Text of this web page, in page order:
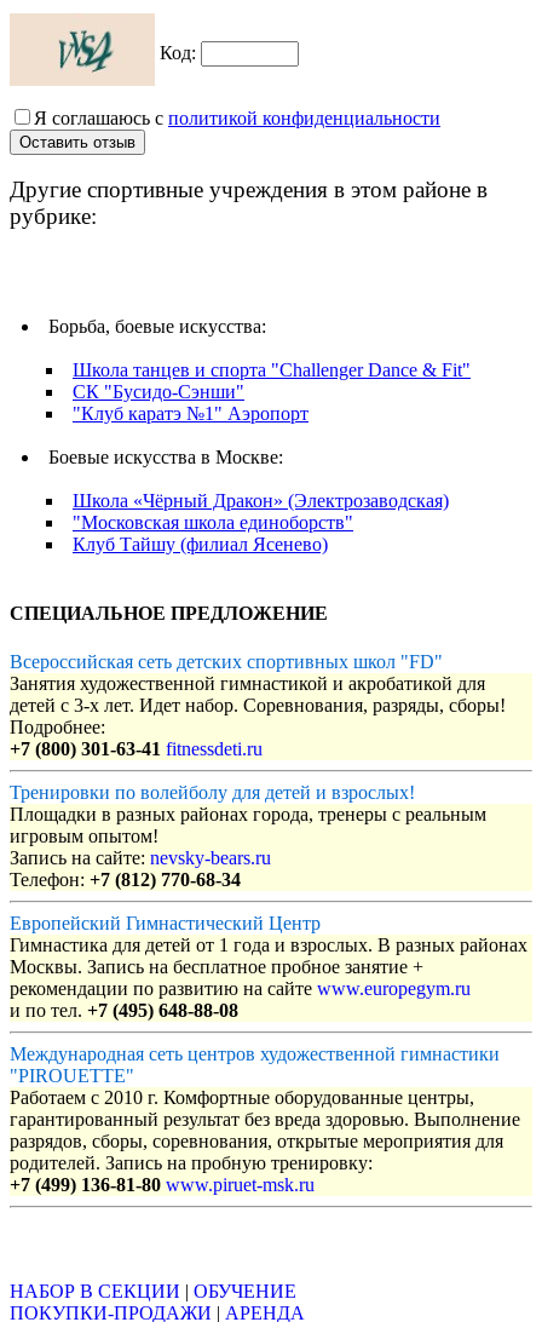
Код:
Я соглашаюсь с политикой конфиденциальности
Другие спортивные учреждения в этом районе в
рубрике:
Борьба, боевые искусства:
Школа танцев и спорта "Challenger Dance & Fit"
СК "Бусидо-Сэнши"
"Клуб каратэ №1" Аэропорт
Боевые искусства в Москве:
Школа «Чёрный Дракон» (Электрозаводская)
"Московская школа единоборств"
Клуб Тайшу (филиал Ясенево)
СПЕЦИАЛЬНОЕ ПРЕДЛОЖЕНИЕ
Всероссийская сеть детских спортивных школ "FD"
Занятия художественной гимнастикой и акробатикой для
детей с 3-х лет. Идет набор. Соревнования, разряды, сборы!
Подробнее:
+7 (800) 301-63-41 fitnessdeti.ru
Тренировки по волейболу для детей и взрослых!
Площадки в разных районах города, тренеры с реальным
игровым опытом!
Запись на сайте: nevsky-bears.ru
Телефон: +7 (812) 770-68-34
Европейский Гимнастический Центр
Гимнастика для детей от 1 года и взрослых. В разных районах
Москвы. Запись на бесплатное пробное занятие +
рекомендации по развитию на сайте www.europegym.ru
и по тел. +7 (495) 648-88-08
Международная сеть центров художественной гимнастики
"PIROUETTE"
Работаем с 2010 г. Комфортные оборудованные центры,
гарантированный результат без вреда здоровью. Выполнение
разрядов, сборы, соревнования, открытые мероприятия для
родителей. Запись на пробную тренировку:
+7 (499) 136-81-80 www.piruet-msk.ru
НАБОР В СЕКЦИИ | ОБУЧЕНИЕ
ПОКУПКИ-ПРОДАЖИ | АРЕНДА